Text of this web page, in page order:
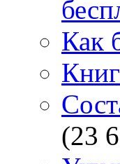
Как
(23